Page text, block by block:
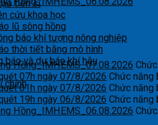
tiến sĩ
cứu khoa học
lũ sông hồng
báo khí tượng nông nghiệp
thời tiết bằng mô hình
báo và dự báo khí hậu
chính
Hồng_IMHEMS_07.08.2026
07h ngày 07/8/2026 Chức năng
01h ngày 07/8/2026 Chức năng
19h ngày 06/8/2026 Chức năng
Hồng_IMHEMS_06.08.2026